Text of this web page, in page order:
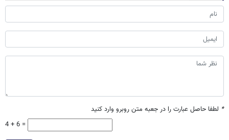
* لطفا حاصل عبارت را در جعبه متن روبرو وارد کنید
4 + 6 =